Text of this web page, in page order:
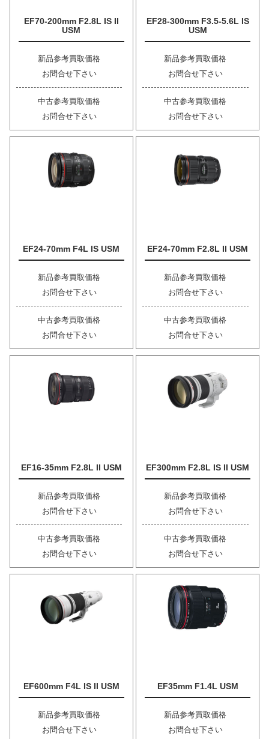
EF70-200mm F2.8L IS II
USM
新品参考買取価格
お問合せ下さい
中古参考買取価格
お問合せ下さい
EF28-300mm F3.5-5.6L IS
USM
新品参考買取価格
お問合せ下さい
中古参考買取価格
お問合せ下さい
EF24-70mm F4L IS USM
新品参考買取価格
お問合せ下さい
中古参考買取価格
お問合せ下さい
EF24-70mm F2.8L II USM
新品参考買取価格
お問合せ下さい
中古参考買取価格
お問合せ下さい
EF16-35mm F2.8L II USM
新品参考買取価格
お問合せ下さい
中古参考買取価格
お問合せ下さい
EF300mm F2.8L IS II USM
新品参考買取価格
お問合せ下さい
中古参考買取価格
お問合せ下さい
EF600mm F4L IS II USM
新品参考買取価格
お問合せ下さい
EF35mm F1.4L USM
新品参考買取価格
お問合せ下さい